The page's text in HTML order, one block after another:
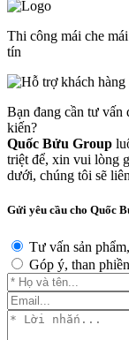
Thi công mái che
tín
Bạn đang cần tư vấn
kiến?
Quốc Bửu Group
triệt để, xin vui lòng
dưới, chúng tôi sẽ
Gửi yêu cầu cho Quốc
Tư vấn sản
Góp ý, than